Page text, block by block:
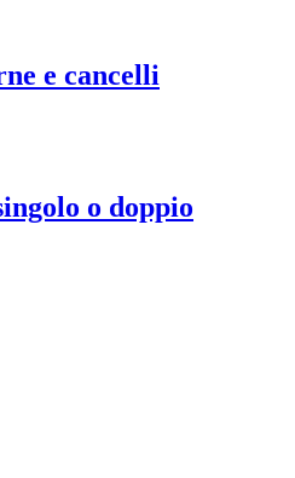
e cancelli
o doppio